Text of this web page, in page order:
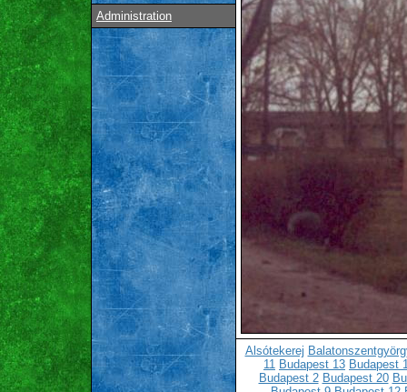
Administration
Alsótekerej
11 Budapest 13 Budapest
Budapest 2 Budapest 20